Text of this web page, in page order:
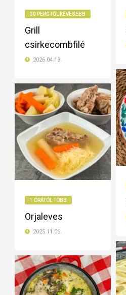
30 PERCTŐL KEVESEBB
Grill
csirkecombfilé
2026.04.13.
1 ÓRÁTÓL TÖBB
Orjaleves
2025.11.06.